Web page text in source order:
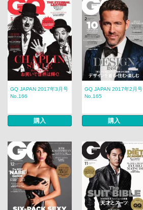
GQ JAPAN 2017年3月号
No.166
購入
GQ JAPAN 2017年2月号
No.165
購入